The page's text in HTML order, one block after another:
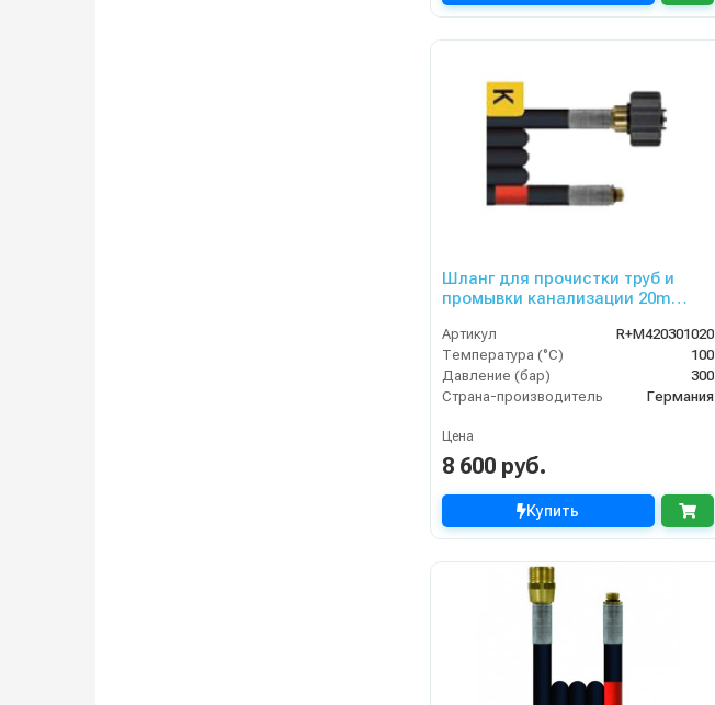
Шланг для прочистки труб и
промывки канализации 20m
Артикул
R+M420301020
Температура (°C)
100
Давление (бар)
300
Страна-производитель
Германия
Цена
8 600 руб.
Купить